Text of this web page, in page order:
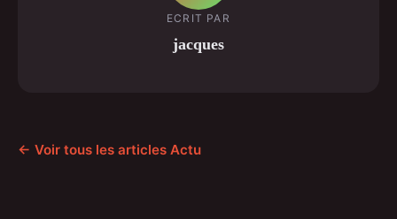
ECRIT PAR
jacques
← Voir tous les articles Actu